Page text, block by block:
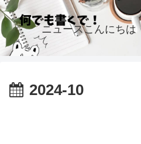
ニュースこんにちは
2024-10